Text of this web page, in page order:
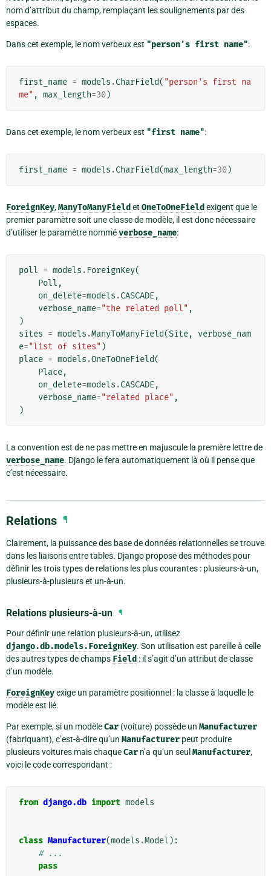
nom d’attribut du champ, remplaçant les soulignements par des
espaces.
Dans cet exemple, le nom verbeux est "person's first name":
first_name = models .CharField( "person's first na
me" , max_length=30)
Dans cet exemple, le nom verbeux est "first name":
first_name = models .CharField(max_length=30)
ForeignKey,ManyToManyField et OneToOneField exigent que le
premier paramètre soit une classe de modèle, il est donc nécessaire
d’utiliser le paramètre nomméverbose_name:
poll = models . ForeignKey(
Poll ,
on_delete=models .CASCADE,
verbose_name="the related poll" ,
)
sites = models .ManyToManyField(Site,
verbose_nam
e="list of sites" )
place = models .OneToOneField(
Place,
on_delete=models .CASCADE,
verbose_name="related place" ,
)
La convention est de ne pas mettre en majuscule la première lettre de
verbose_name. Django le fera automatiquement là où il pense que
c’est nécessaire.
Relations ¶
Clairement, la puissance des base de données relationnelles se trouve
dans les liaisons entre tables. Django propose des méthodes pour
définir les trois types de relations les plus courantes : plusieurs-à-un,
plusieurs-à-plusieurs et un-à-un.
Relations plusieurs-à-un ¶
Pour définir une relation plusieurs-à-un, utilisez
django.db.models.ForeignKey. Son utilisation est pareille à celle
des autres types de champs Field : il s’agit d’un attribut de classe
d’un modèle.
ForeignKeyexige un paramètre positionnel : la classe à laquelle le
modèle est lié.
Par exemple, si un modèleCar (voiture) possède un Manufacturer
(fabriquant), c’est-à-dire qu’un Manufacturer peut produire
plusieurs voitures mais chaqueCar n’a qu’un seul Manufacturer,
voici le code correspondant :
from django.db import models
class Manufacturer(models .Model ):
# ...
pass